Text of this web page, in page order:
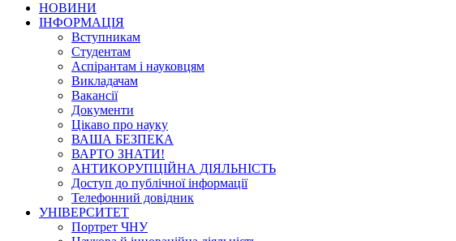
НОВИНИ
ІНФОРМАЦІЯ
Вступникам
Студентам
Аспірантам і науковцям
Викладачам
Вакансії
Документи
Цікаво про науку
ВАША БЕЗПЕКА
ВАРТО ЗНАТИ!
АНТИКОРУПЦІЙНА ДІЯЛЬНІСТЬ
Доступ до публічної інформації
Телефонний довідник
УНІВЕРСИТЕТ
Портрет ЧНУ